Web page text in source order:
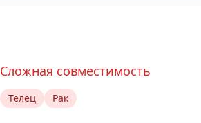
Сложная совместимость
Телец Рак